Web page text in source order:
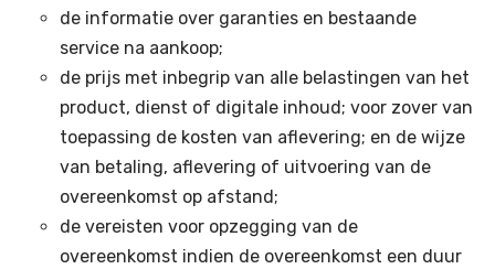
de informatie over garanties en bestaande
service na aankoop;
de prijs met inbegrip van alle belastingen van het
product, dienst of digitale inhoud; voor zover van
toepassing de kosten van aflevering; en de wijze
van betaling, aflevering of uitvoering van de
overeenkomst op afstand;
de vereisten voor opzegging van de
overeenkomst indien de overeenkomst een duur